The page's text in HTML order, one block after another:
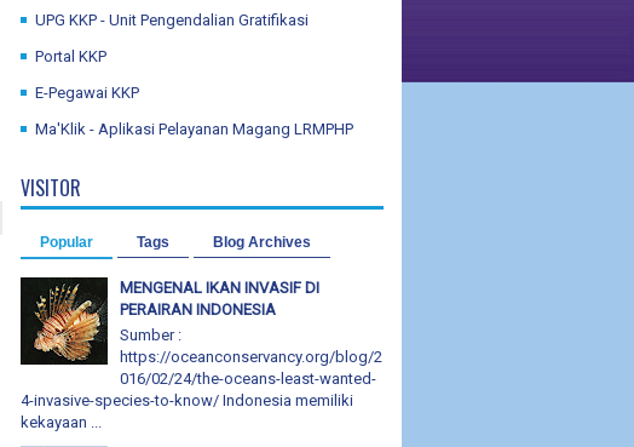
UPG KKP - Unit Pengendalian Gratifikasi
Portal KKP
E-Pegawai KKP
Ma'Klik - Aplikasi Pelayanan Magang LRMPHP
VISITOR
Popular Tags Blog Archives
MENGENAL IKAN INVASIF DI
PERAIRAN INDONESIA
Sumber :
https://oceanconservancy.org/blog/2
016/02/24/the-oceans-least-wanted-
4-invasive-species-to-know/ Indonesia memiliki
kekayaan ...